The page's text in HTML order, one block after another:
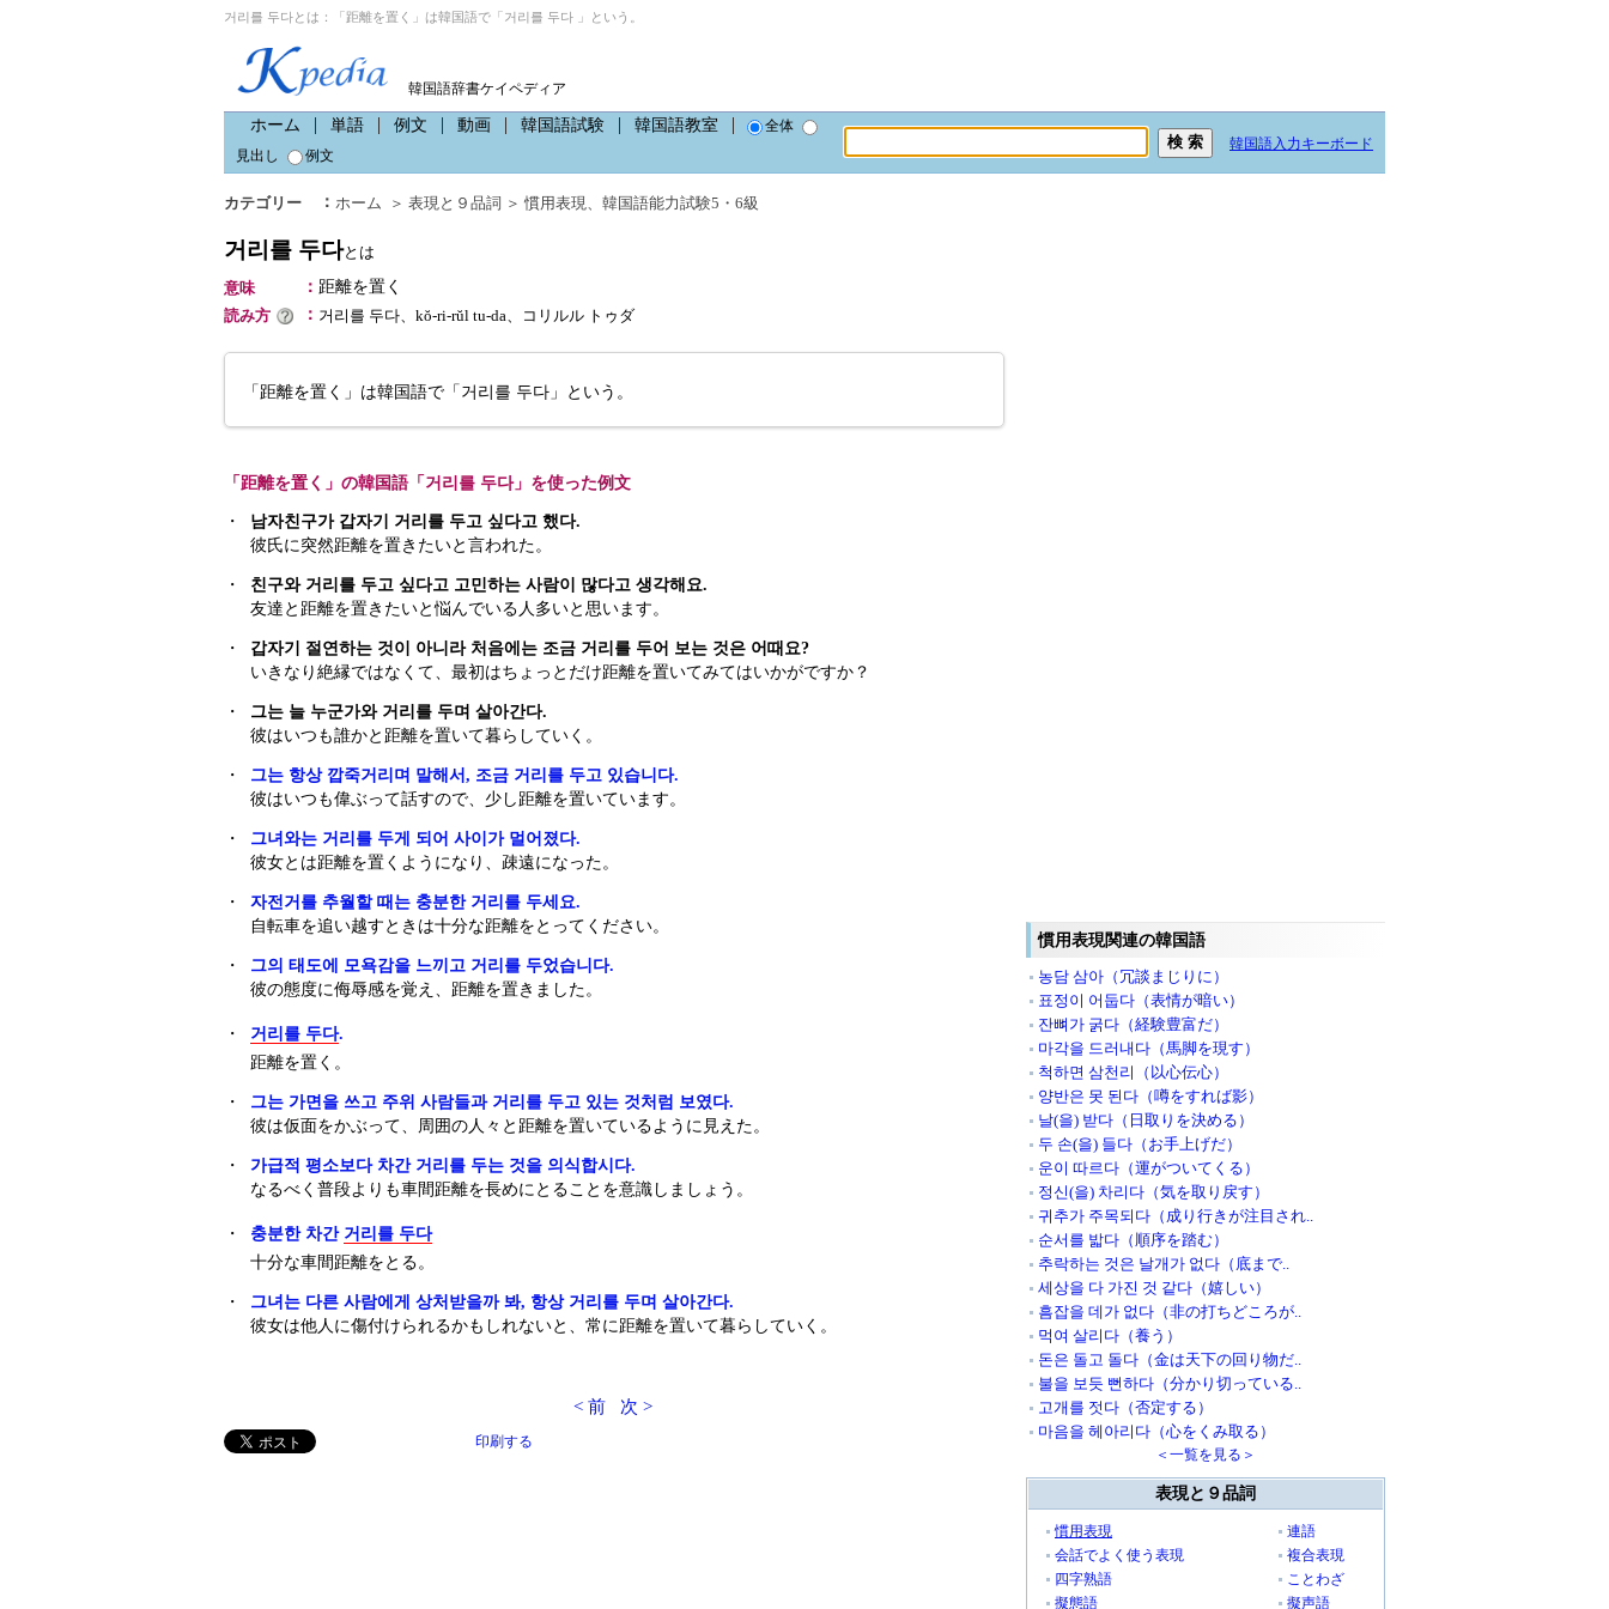
거리를 두다とは：「距離を置く」は韓国語で「거리를 두다 」という。
韓国語辞書ケイペディア
ホーム 単語 例文 動画 韓国語試験 韓国語教室
全体
見出し
例文
韓国語入力キーボード
カテゴリー ： ホーム ＞ 表現と９品詞 ＞ 慣用表現、 韓国語能力試験5・6級
거리를 두다とは
意味
： 距離を置く
読み方
： 거리를 두다、kŏ-ri-rŭl tu-da、コリルル トゥダ
「距離を置く」は韓国語で「거리를 두다」という。
「距離を置く」の韓国語「거리를 두다」を使った例文
・
남자친구가 갑자기 거리를 두고 싶다고 했다.
彼氏に突然距離を置きたいと言われた。
・
친구와 거리를 두고 싶다고 고민하는 사람이 많다고 생각해요.
友達と距離を置きたいと悩んでいる人多いと思います。
・
갑자기 절연하는 것이 아니라 처음에는 조금 거리를 두어 보는 것은 어때요?
いきなり絶縁ではなくて、最初はちょっとだけ距離を置いてみてはいかがですか？
・
그는 늘 누군가와 거리를 두며 살아간다.
彼はいつも誰かと距離を置いて暮らしていく。
・
그는 항상 깝죽거리며 말해서, 조금 거리를 두고 있습니다.
彼はいつも偉ぶって話すので、少し距離を置いています。
・
그녀와는 거리를 두게 되어 사이가 멀어졌다.
彼女とは距離を置くようになり、疎遠になった。
・
자전거를 추월할 때는 충분한 거리를 두세요.
自転車を追い越すときは十分な距離をとってください。
・
그의 태도에 모욕감을 느끼고 거리를 두었습니다.
彼の態度に侮辱感を覚え、距離を置きました。
・ 거리를 두다.
距離を置く。
・
그는 가면을 쓰고 주위 사람들과 거리를 두고 있는 것처럼 보였다.
彼は仮面をかぶって、周囲の人々と距離を置いているように見えた。
・
가급적 평소보다 차간 거리를 두는 것을 의식합시다.
なるべく普段よりも車間距離を長めにとることを意識しましょう。
・ 충분한 차간 거리를 두다
十分な車間距離をとる。
・
그녀는 다른 사람에게 상처받을까 봐, 항상 거리를 두며 살아간다.
彼女は他人に傷付けられるかもしれないと、常に距離を置いて暮らしていく。
< 前 次 >
印刷する
慣用表現関連の韓国語
농담 삼아（冗談まじりに）
표정이 어둡다（表情が暗い）
잔뼈가 굵다（経験豊富だ）
마각을 드러내다（馬脚を現す）
척하면 삼천리（以心伝心）
양반은 못 된다（噂をすれば影）
날(을) 받다（日取りを決める）
두 손(을) 들다（お手上げだ）
운이 따르다（運がついてくる）
정신(을) 차리다（気を取り戻す）
귀추가 주목되다（成り行きが注目され..
순서를 밟다（順序を踏む）
추락하는 것은 날개가 없다（底まで..
세상을 다 가진 것 같다（嬉しい）
흠잡을 데가 없다（非の打ちどころが..
먹여 살리다（養う）
돈은 돌고 돌다（金は天下の回り物だ..
불을 보듯 뻔하다（分かり切っている..
고개를 젓다（否定する）
마음을 헤아리다（心をくみ取る）
＜一覧を見る＞
表現と９品詞
慣用表現
連語
会話でよく使う表現
複合表現
四字熟語
ことわざ
擬態語
擬声語